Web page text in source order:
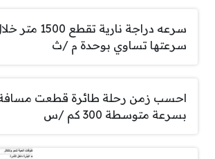
سرعتها تساوي بوحدة م /ث
بسرعة متوسطة 300 كم /س